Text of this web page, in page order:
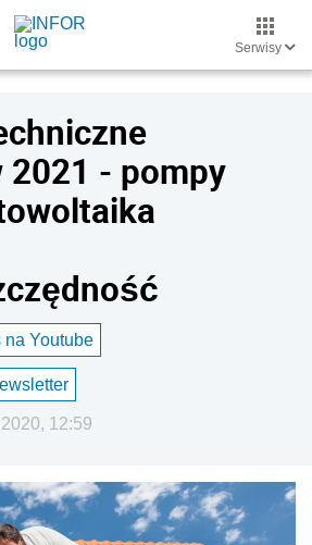
Serwisy
2021 - pompy
na Youtube
12:59